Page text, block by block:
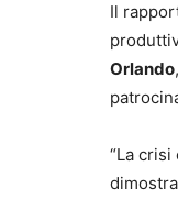
Il
Orlando
“La